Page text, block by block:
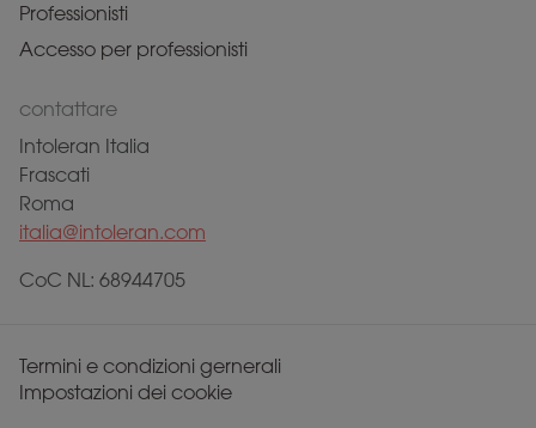
Professionisti
Accesso per professionisti
contattare
Intoleran Italia
Frascati
Roma
italia@intoleran.com
CoC NL: 68944705
Termini e condizioni gernerali
Impostazioni dei cookie